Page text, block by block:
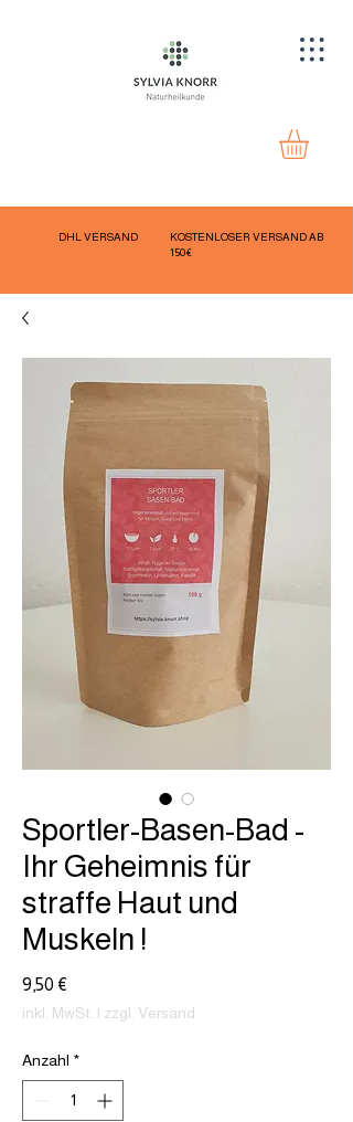
DHL VERSAND
KOSTENLOSER VERSAND AB
150€
Sportler-Basen-Bad -
Ihr Geheimnis für
straffe Haut und
Muskeln !
9,50 €
inkl. MwSt. | zzgl. Versand
Anzahl *